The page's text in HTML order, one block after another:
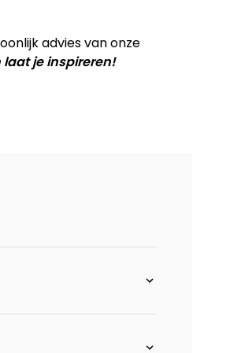
advies van onze
laat je inspireren!